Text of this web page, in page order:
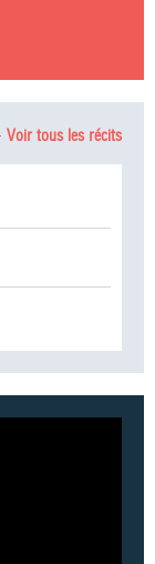
Voir tous les récits